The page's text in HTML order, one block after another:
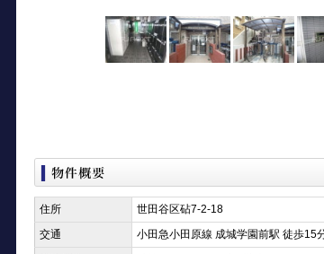
住所
世田谷区砧7-2-18
交通
小田急小田原線 成城学園前駅 徒歩15